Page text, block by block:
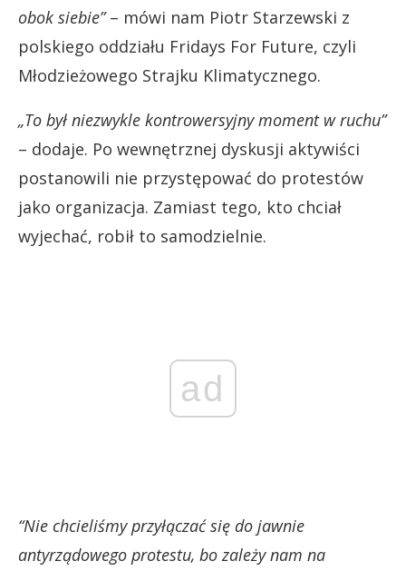
obok siebie”– mówi nam Piotr Starzewski z
polskiego oddziału Fridays For Future, czyli
Młodzieżowego Strajku Klimatycznego.
„To był niezwykle kontrowersyjny moment w ruchu”
– dodaje. Po wewnętrznej dyskusji aktywiści
postanowili nie przystępować do protestów
jako organizacja. Zamiast tego, kto chciał
wyjechać, robił to samodzielnie.
ad
“Nie chcieliśmy przyłączać się do jawnie
antyrządowego protestu, bo zależy nam na